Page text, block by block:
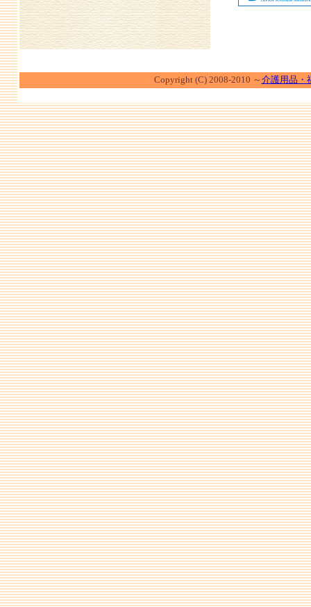
Copyright (C) 2008-2010 ～ 介護用品・